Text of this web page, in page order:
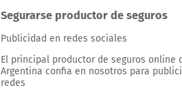
Segurarse productor de seguros
Publicidad en redes sociales
El principal productor de seguros online
Argentina confia en nosotros para
redes